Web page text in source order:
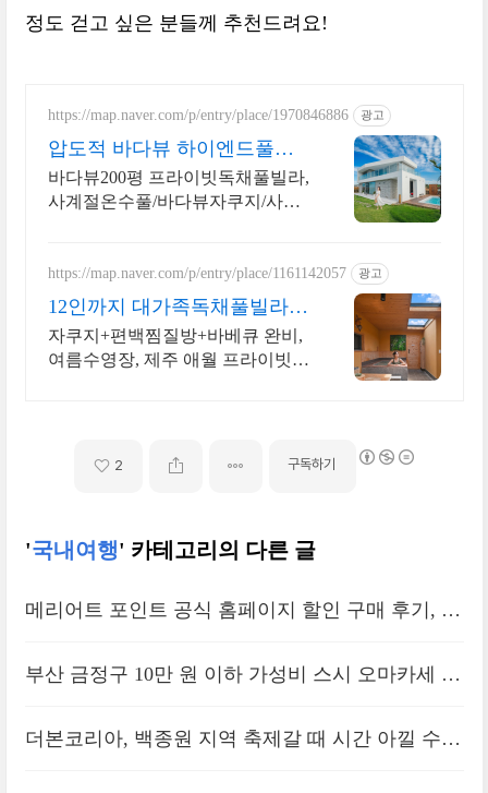
정도 걷고 싶은 분들께 추천드려요!
https://map.naver.com/p/entry/place/1970846886 광고
압도적 바다뷰 하이엔드풀빌
라 7-8월 한정 수영장 포함
바다뷰200평 프라이빗독채풀빌라,
사계절온수풀/바다뷰자쿠지/사우
핀란드식 사우나,200평정원
https://map.naver.com/p/entry/place/1161142057 광고
12인까지 대가족독채풀빌라
완전독채 프라이빗 가족저택
자쿠지+편백찜질방+바베큐 완비,
여름수영장, 제주 애월 프라이빗
2 구독하기
'국내여행' 카테고리의 다른 글
메리어트 포인트 공식 홈페이지 할인 구매 후기, 포
부산 금정구 10만 원 이하 가성비 스시 오마카세 추
더본코리아, 백종원 지역 축제갈 때 시간 아낄 수